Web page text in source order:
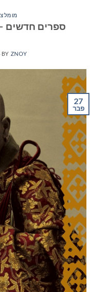
ספרים חדשים –
BY ZNOY
27
פבר